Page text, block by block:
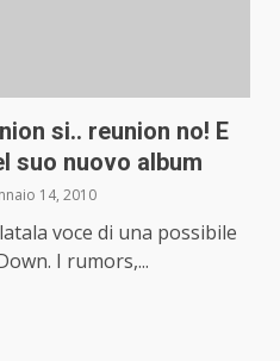
si.. reunion no! E
suo nuovo album
14, 2010
voce di una possibile
I rumors,...